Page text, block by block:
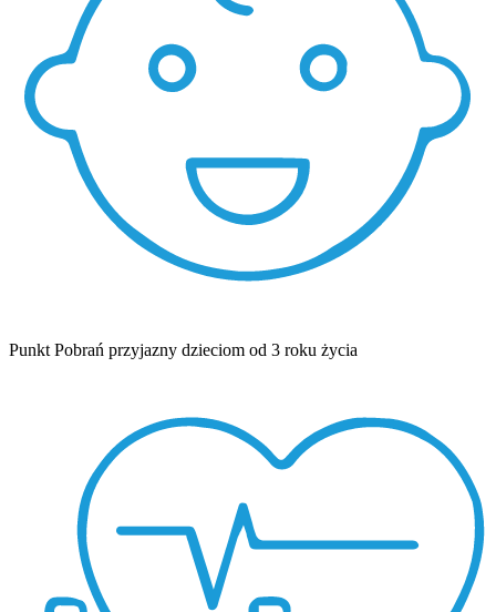
Punkt Pobrań przyjazny dzieciom od 3 roku życia